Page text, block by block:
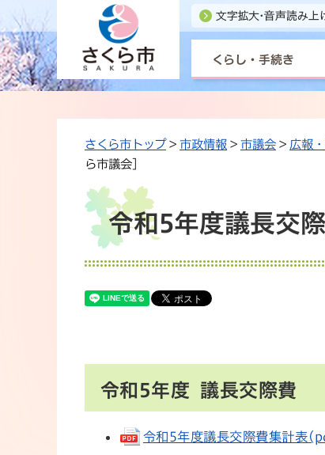
くらし・手続き
さくら市トップ> 市政情報 > 市議会 > 広報
ら市議会]
令和5年度議長交
令和5年度 議長交際費
令和5年度議長交際費集計表